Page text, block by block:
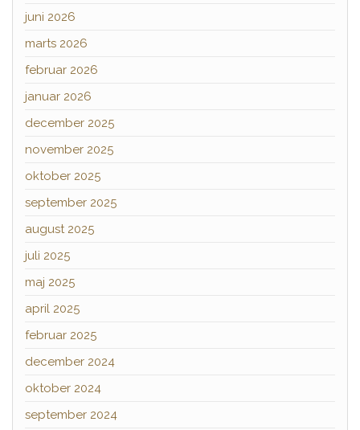
juni 2026
marts 2026
februar 2026
januar 2026
december 2025
november 2025
oktober 2025
september 2025
august 2025
juli 2025
maj 2025
april 2025
februar 2025
december 2024
oktober 2024
september 2024